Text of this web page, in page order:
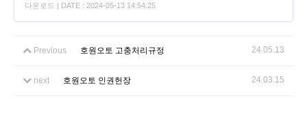
다운로드 | DATE : 2024-05-13 14:54:25
Previous 호원오토 고충처리규정 24.05.13
next 호원오토 인권헌장 24.03.15